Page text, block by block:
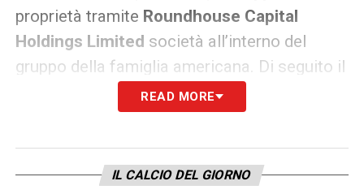
proprietà tramite Roundhouse Capital
Holdings Limited società all’interno del
gruppo della famiglia americana. Di seguito il
comunicato del club.
(Roundhouse), una società all’interno del The
READ MORE
IL CALCIO DEL GIORNO